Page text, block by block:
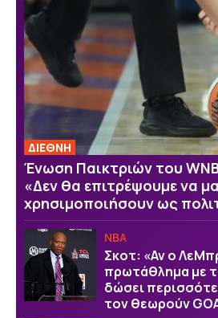
ΔΙΕΘΝΗ
Ένωση Παικτριών του
«Δεν θα επιτρέψουμε να
χρησιμοποιήσουν ως
NBA
Σκοτ: «Αν ο
πρωτάθλημα με
δώσει
τον θεωρούν